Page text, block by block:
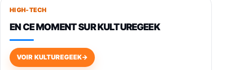
749,99€
648,63€834,71€
HIGH-TECH
EN CE MOMENT SUR KULTUREGEEK
VOIR KULTUREGEEK→